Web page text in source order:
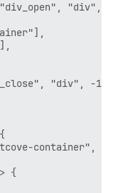
"div",
"div", -1);
container",
{